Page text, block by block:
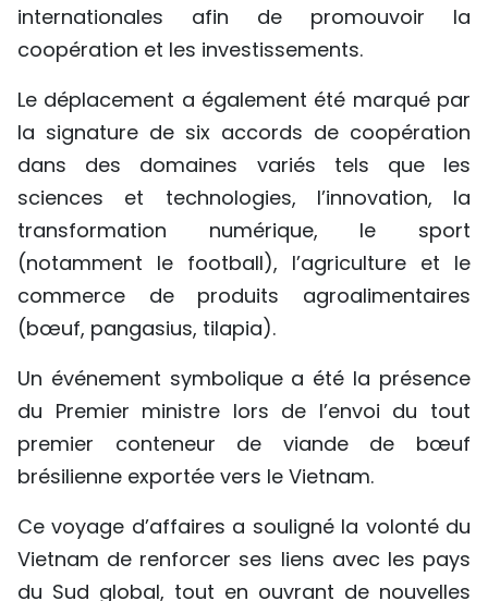
internationales afin de promouvoir la
coopération et les investissements.
Le déplacement a également été marqué par
la signature de six accords de coopération
dans des domaines variés tels que les
sciences et technologies, l’innovation, la
transformation numérique, le sport
(notamment le football), l’agriculture et le
commerce de produits agroalimentaires
(bœuf, pangasius, tilapia).
Un événement symbolique a été la présence
du Premier ministre lors de l’envoi du tout
premier conteneur de viande de bœuf
brésilienne exportée vers le Vietnam.
Ce voyage d’affaires a souligné la volonté du
Vietnam de renforcer ses liens avec les pays
du Sud global, tout en ouvrant de nouvelles